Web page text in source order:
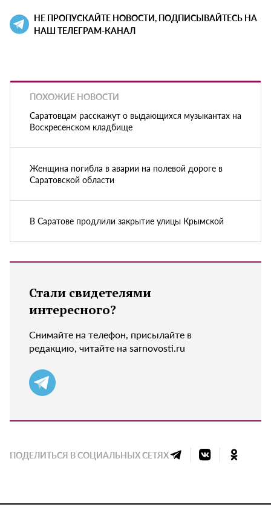
НЕ ПРОПУСКАЙТЕ НОВОСТИ, ПОДПИСЫВАЙТЕСЬ НА
НАШ ТЕЛЕГРАМ-КАНАЛ
ПОХОЖИЕ НОВОСТИ
Саратовцам расскажут о выдающихся музыкантах на
Воскресенском кладбище
Женщина погибла в аварии на полевой дороге в
Саратовской области
В Саратове продлили закрытие улицы Крымской
Стали свидетелями
интересного?
Снимайте на телефон, присылайте в
редакцию, читайте на sarnovosti.ru
ПОДЕЛИТЬСЯ В СОЦИАЛЬНЫХ СЕТЯХ